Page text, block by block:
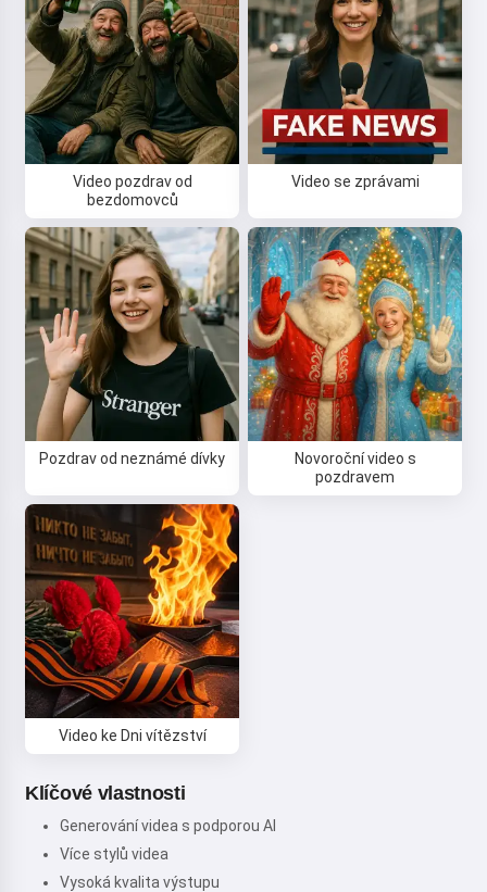
Video pozdrav od
bezdomovců
Video se zprávami
Pozdrav od neznámé dívky
Novoroční video s
pozdravem
Video ke Dni vítězství
Klíčové vlastnosti
Generování videa s podporou AI
Více stylů videa
Vysoká kvalita výstupu